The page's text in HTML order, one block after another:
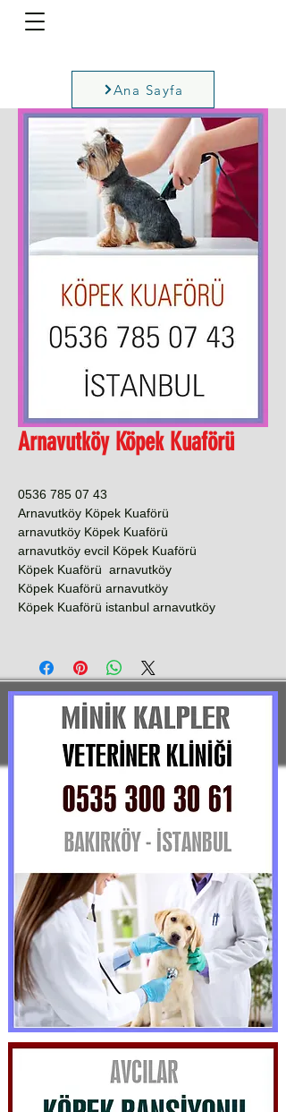
Ana Sayfa
Arnavutköy Köpek Kuaförü
0536 785 07 43
Arnavutköy Köpek Kuaförü
arnavutköy Köpek Kuaförü
arnavutköy evcil Köpek Kuaförü
Köpek Kuaförü arnavutköy
Köpek Kuaförü arnavutköy
Köpek Kuaförü istanbul arnavutköy